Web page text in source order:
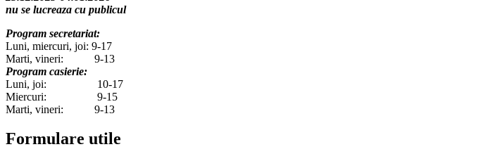
nu se lucreaza cu publicul
Program secretariat:
Luni, miercuri, joi: 9-17
Marti, vineri: 9-13
Program casierie:
Luni, joi: 10-17
Miercuri: 9-15
Marti, vineri: 9-13
Formulare utile